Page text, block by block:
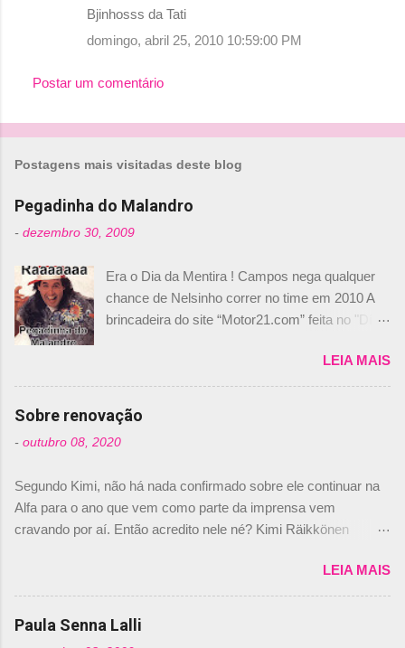
Bjinhosss da Tati
domingo, abril 25, 2010 10:59:00 PM
Postar um comentário
Postagens mais visitadas deste blog
Pegadinha do Malandro
- dezembro 30, 2009
Era o Dia da Mentira ! Campos nega qualquer
chance de Nelsinho correr no time em 2010 A
brincadeira do site “Motor21.com” feita no "Día
de abril –, afirmando que Nelson Piquet havia
comprado 15% das ações da Campos, dando,
com isso, um lugar no time a Nelsinho Piquet,
foi esclarecida de uma vez por todas por
Daniele Audetto, diretor da escuderia. O
não será o companheiro de Bruno Senna em
2010. "Na verdade, nós recebemos uma oferta
de Piquet", admitiu Audetto. “Mas depois de ter
dois brasileiros”, explicou, dizendo ainda que
não tem nada contra o filho do tricampeão
Nelson Piquet. “Ele é um bom piloto, rápido e
experiente.” Audetto disse ainda que a suposta
LEIA MAIS
Sobre renovação
- outubro 08, 2020
Segundo Kimi, não há nada confirmado sobre ele continuar na
Alfa para o ano que vem como parte da imprensa vem
cravando por aí. Então acredito nele né? Kimi Räikkönen
truth but I’ve never had an option in my contract so that’s
should, pretty much, tell you that it’s not true." #Kimi7 #EifelGP
#AlfaRomeoRacing pic.twitter.com/77EDVn39Ia — Kimi
LEIA MAIS
Paula Senna Lalli